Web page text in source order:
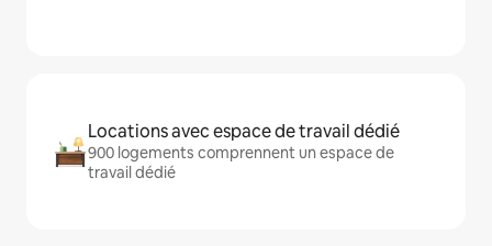
Locations avec espace de travail dédié
900 logements comprennent un espace de
travail dédié